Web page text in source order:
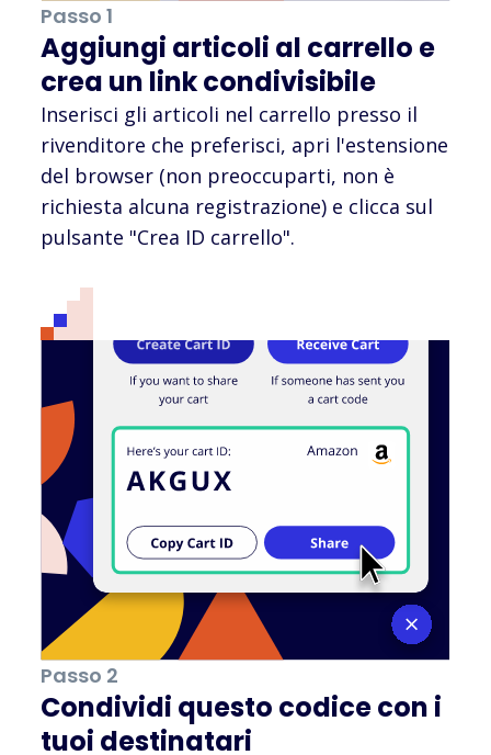
Passo 1
Aggiungi articoli al carrello e
crea un link condivisibile
Inserisci gli articoli nel carrello presso il
rivenditore che preferisci, apri l'estensione
del browser (non preoccuparti, non è
richiesta alcuna registrazione) e clicca sul
pulsante "Crea ID carrello".
Passo 2
Condividi questo codice con i
tuoi destinatari